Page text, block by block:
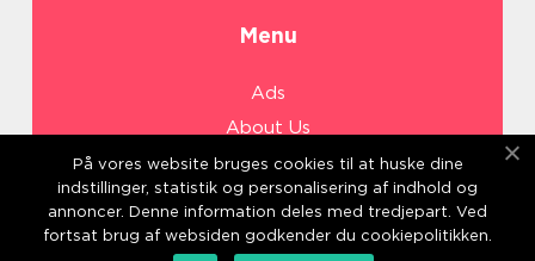
Menu
Ads
About Us
Cookies
Contact
Sitemap
På vores website bruges cookies til at huske dine
indstillinger, statistik og personalisering af indhold og
annoncer. Denne information deles med tredjepart. Ved
fortsat brug af websiden godkender du cookiepolitikken.